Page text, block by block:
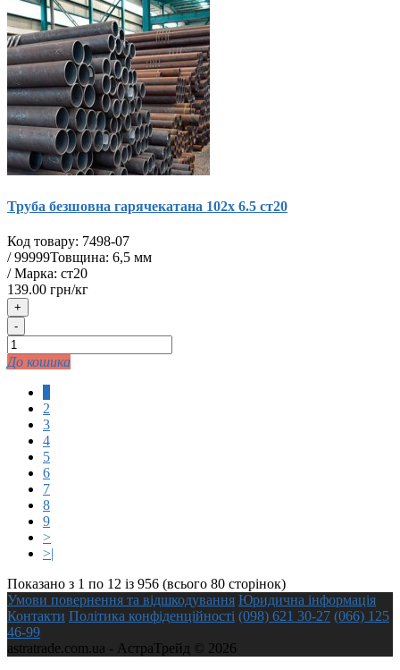
Труба безшовна гарячекатана 102х 6.5 ст20
Код товару: 7498-07
/99999Товщина: 6,5 мм
/ Марка: ст20
139.00 грн/кг
+
-
До кошика
2
3
4
5
6
7
8
9
>
>|
Показано з 1 по 12 із 956 (всього 80 сторінок)
Умови повернення та відшкодування Юридична інформація
Контакти Політика конфіденційності (098) 621 30-27 (066) 125
46-99
astratrade.com.ua - АстраТрейд © 2026